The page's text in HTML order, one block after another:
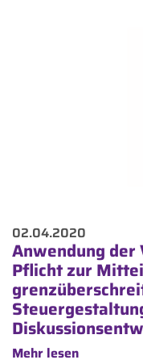
02.04.2020
Anwendung
Pflicht zur
Mehr lesen